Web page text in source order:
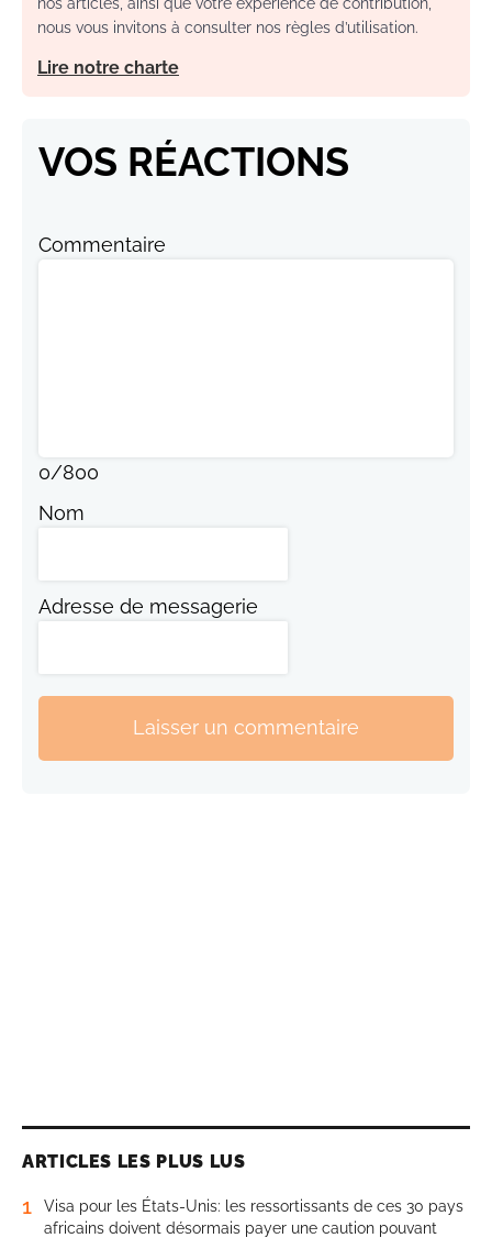
nous vous invitons à consulter nos règles d’utilisation.
Lire notre charte
VOS RÉACTIONS
Commentaire
0/800
Nom
Adresse de messagerie
Laisser un commentaire
ARTICLES LES PLUS LUS
1
Visa pour les États-Unis: les ressortissants de ces 30 pays
africains doivent désormais payer une caution pouvant